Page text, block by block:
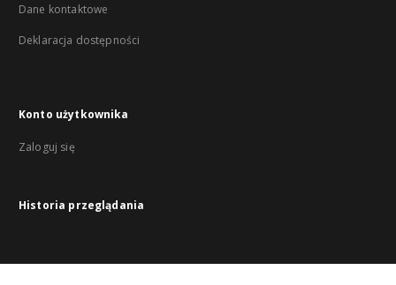
Dane kontaktowe
Deklaracja dostępności
Konto użytkownika
Zaloguj się
Historia przeglądania